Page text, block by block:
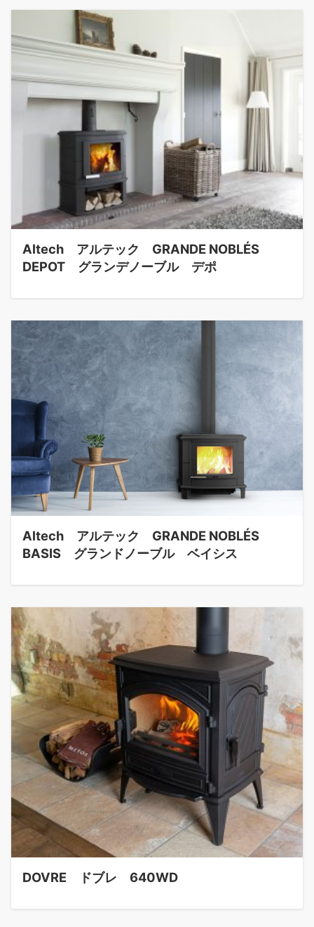
Altech アルテック GRANDE NOBLÉS
DEPOT グランデノーブル デポ
Altech アルテック GRANDE NOBLÉS
BASIS グランドノーブル ベイシス
DOVRE ドブレ 640WD